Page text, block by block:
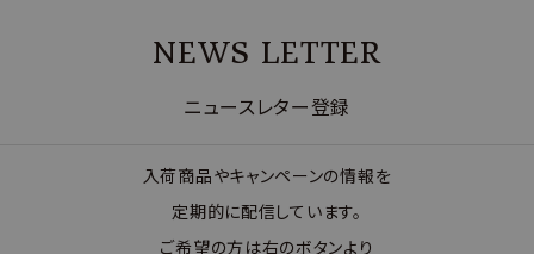
NEWS LETTER
ニュースレター登録
入荷商品やキャンペーンの情報を
定期的に配信しています。
ご希望の方は右のボタンより